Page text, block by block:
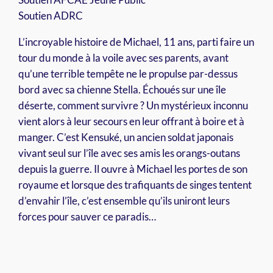
Soutien ADRC
L’incroyable histoire de Michael, 11 ans, parti faire un
tour du monde à la voile avec ses parents, avant
qu’une terrible tempête ne le propulse par-dessus
bord avec sa chienne Stella. Échoués sur une île
déserte, comment survivre ? Un mystérieux inconnu
vient alors à leur secours en leur offrant à boire et à
manger. C’est Kensuké, un ancien soldat japonais
vivant seul sur l’île avec ses amis les orangs-outans
depuis la guerre. Il ouvre à Michael les portes de son
royaume et lorsque des trafiquants de singes tentent
d’envahir l’île, c’est ensemble qu’ils uniront leurs
forces pour sauver ce paradis…